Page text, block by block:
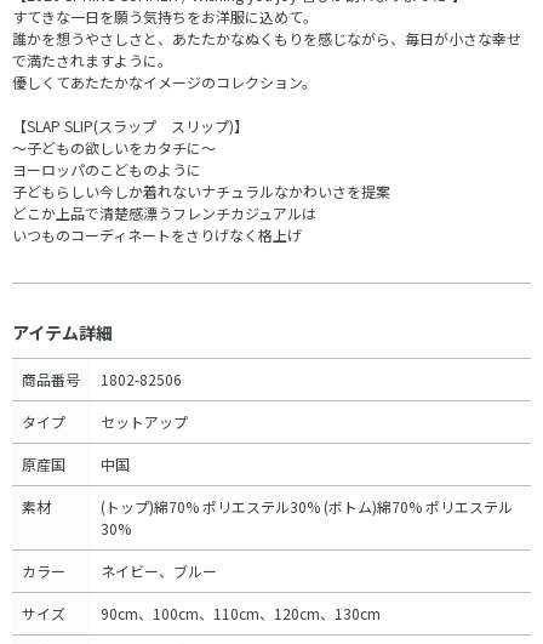
すてきな一日を願う気持ちをお洋服に込めて。
誰かを想うやさしさと、あたたかなぬくもりを感じながら、毎日が小さな幸せ
で満たされますように。
優しくてあたたかなイメージのコレクション。
【SLAP SLIP(スラップ スリップ)】
～子どもの欲しいをカタチに～
ヨーロッパのこどものように
子どもらしい今しか着れないナチュラルなかわいさを提案
どこか上品で清楚感漂うフレンチカジュアルは
いつものコーディネートをさりげなく格上げ
アイテム詳細
商品番号 1802-82506
タイプ セットアップ
原産国 中国
素材
(トップ)綿70% ポリエステル30% (ボトム)綿70% ポリエステル
30%
カラー ネイビー、ブルー
サイズ 90cm、100cm、110cm、120cm、130cm